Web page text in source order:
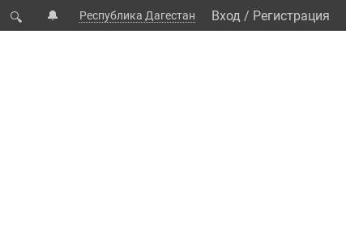
🔍 🔔 Республика Дагестан Вход / Регистрация